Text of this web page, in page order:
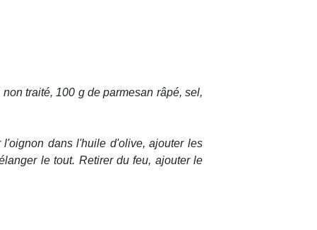
traité, 100 g de parmesan râpé, sel,
dans l'huile d'olive, ajouter les
le tout. Retirer du feu, ajouter le